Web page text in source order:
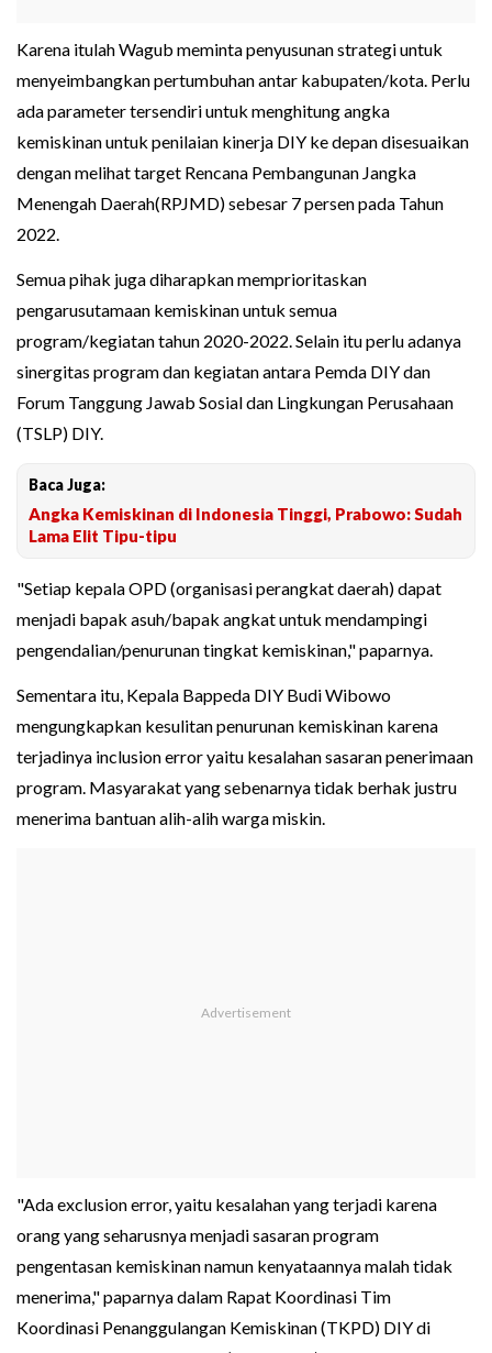
Karena itulah Wagub meminta penyusunan strategi untuk
menyeimbangkan pertumbuhan antar kabupaten/kota. Perlu
ada parameter tersendiri untuk menghitung angka
kemiskinan untuk penilaian kinerja DIY ke depan disesuaikan
dengan melihat target Rencana Pembangunan Jangka
Menengah Daerah(RPJMD) sebesar 7 persen pada Tahun
2022.
Semua pihak juga diharapkan memprioritaskan
pengarusutamaan kemiskinan untuk semua
program/kegiatan tahun 2020-2022. Selain itu perlu adanya
sinergitas program dan kegiatan antara Pemda DIY dan
Forum Tanggung Jawab Sosial dan Lingkungan Perusahaan
(TSLP) DIY.
Baca Juga:
Angka Kemiskinan di Indonesia Tinggi, Prabowo: Sudah
Lama Elit Tipu-tipu
"Setiap kepala OPD (organisasi perangkat daerah) dapat
menjadi bapak asuh/bapak angkat untuk mendampingi
pengendalian/penurunan tingkat kemiskinan," paparnya.
Sementara itu, Kepala Bappeda DIY Budi Wibowo
mengungkapkan kesulitan penurunan kemiskinan karena
terjadinya inclusion error yaitu kesalahan sasaran penerimaan
program. Masyarakat yang sebenarnya tidak berhak justru
menerima bantuan alih-alih warga miskin.
"Ada exclusion error, yaitu kesalahan yang terjadi karena
orang yang seharusnya menjadi sasaran program
pengentasan kemiskinan namun kenyataannya malah tidak
menerima," paparnya dalam Rapat Koordinasi Tim
Koordinasi Penanggulangan Kemiskinan (TKPD) DIY di